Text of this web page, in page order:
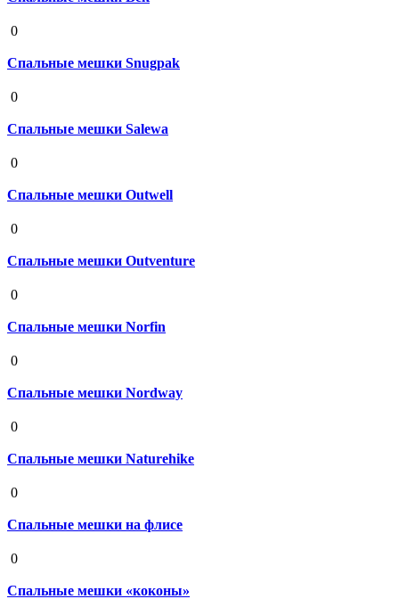
0
Спальные мешки Snugpak
0
Спальные мешки Salewa
0
Спальные мешки Outwell
0
Спальные мешки Outventure
0
Спальные мешки Norfin
0
Спальные мешки Nordway
0
Спальные мешки Naturehike
0
Спальные мешки на флисе
0
Спальные мешки «коконы»